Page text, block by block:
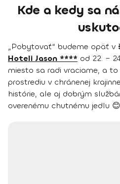
Kde a kedy sa
„Pobytovať“ budeme opäť v
Hoteli Jason **** od 22. –
miesto sa radi vraciame, a
prostrediu v chránenej
histórie, ale aj dobrým
overenému chutnému jedlu